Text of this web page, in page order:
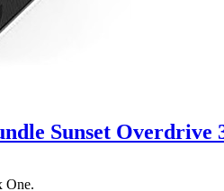
Sunset Overdrive
One.